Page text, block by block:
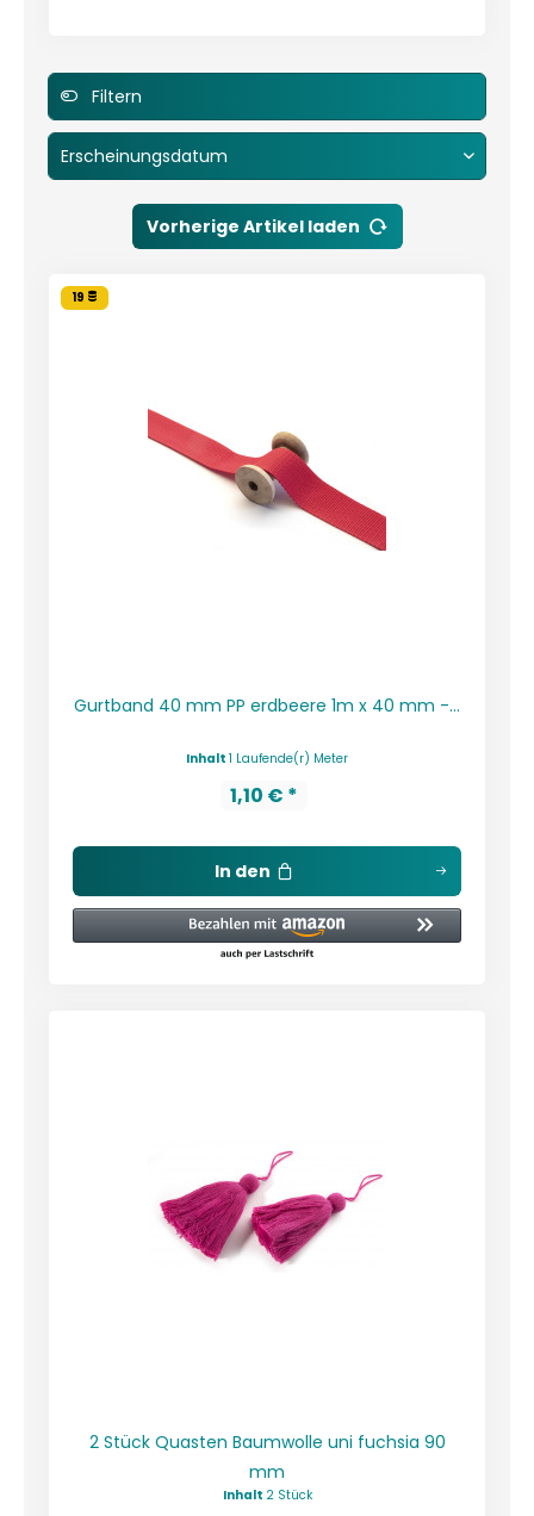
Filtern
Vorherige Artikel laden
19
Gurtband 40 mm PP erdbeere 1m x 40 mm -...
Inhalt 1 Laufende(r) Meter
1,10 € *
In den
2 Stück Quasten Baumwolle uni fuchsia 90
mm
Inhalt 2 Stück